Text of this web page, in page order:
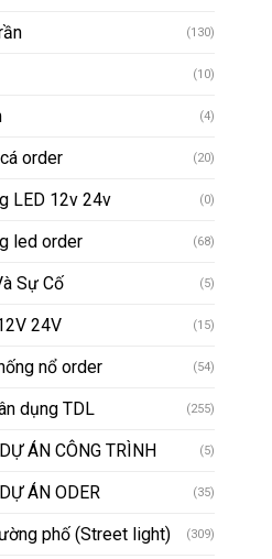
(130)
(10)
(4)
order (20)
LED 12v 24v (0)
led order (68)
Sự Cố (5)
24V (15)
nổ order (54)
dụng TDL (255)
ÁN CÔNG TRÌNH (5)
ÁN ODER (35)
phố (Street light) (309)